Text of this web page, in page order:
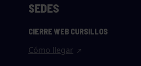
SEDES
CIERRE WEB CURSILLOS
Cómo llegar